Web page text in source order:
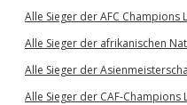
Alle Sieger der AFC Champions
Alle Sieger der afrikanischen
Alle Sieger der
Alle Sieger der CAF-Champions